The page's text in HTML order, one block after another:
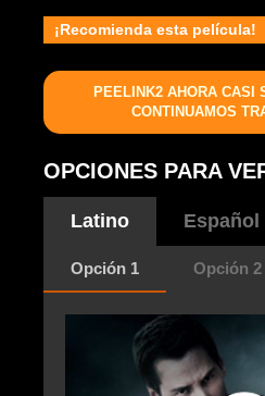
¡Recomienda esta película!
PEELINK2 AHORA CASI
CONTINUAMOS
OPCIONES PARA
Latino Español
Opción 1 Opción 2